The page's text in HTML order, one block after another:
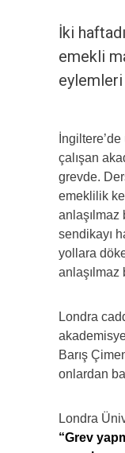
İki
emekli
eylemleri
çalışan
grevde.
emeklilik
anlaşılmaz
sendikayı
yollara
anlaşılmaz
Londra
Barış
onlardan
Londra
“Grev